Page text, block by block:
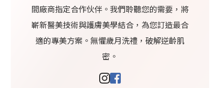
間廠商指定合作伙伴。我們聆聽您的需要，將
嶄新醫美技術與護膚美學結合，為您訂造最合
適的專美方案。無懼歲月洗禮，破解逆齡肌
密。